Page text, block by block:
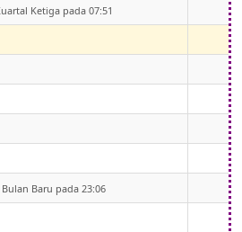
Ketiga pada 07:51
Bulan Baru pada 23:06